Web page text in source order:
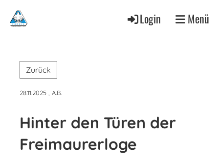
Login Menü
Zurück
28.11.2025 , A.B.
Hinter den Türen der
Freimaurerloge